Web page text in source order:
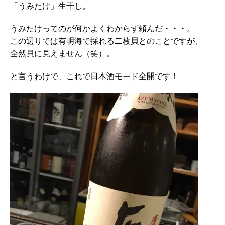
「うみたけ」生干し。
うみたけってのが何かよくわからず頼んだ・・・。
この辺りでは有明海で採れる二枚貝とのことですが、
全然貝に見えません（笑）。
と言うわけで、これで日本酒モード全開です！